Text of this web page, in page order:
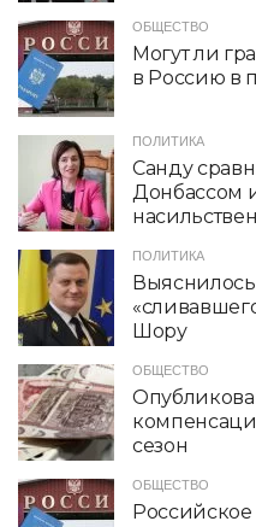
ОБЩЕСТВО
Могут ли
в Россию в
ПОЛИТИКА
Санду
Донбассом
ПОЛИТИКА
Шору
ОБЩЕСТВО
сезон
ОБЩЕСТВО
Российское